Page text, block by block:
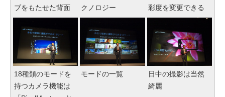
ブをもたせた背面
クノロジー
彩度を変更できる
18種類のモードを
持つカメラ機能は
モードの一覧
日中の撮影は当然
綺麗